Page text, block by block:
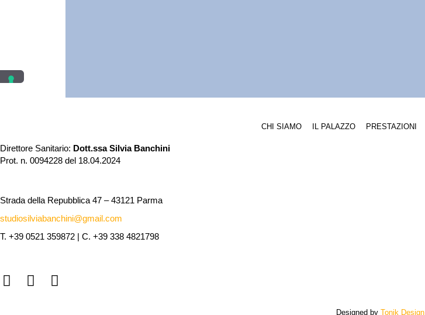
Direttore Sanitario: Dott.ssa Silvia Banchini
Prot. n. 0094228 del 18.04.2024
Strada della Repubblica 47 – 43121 Parma
studiosilviabanchini@gmail.com
T. +39 0521 359872 | C. +39 338 4821798
CHI SIAMO IL PALAZZO PRESTAZIONI
Designed by Tonik Design